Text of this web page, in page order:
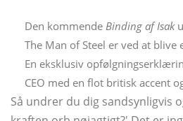
Den kommende Binding af Isak
The Man of Steel er ved at blive
En eksklusiv
CEO med en flot britisk accent
Så undrer du dig sandsynligvis